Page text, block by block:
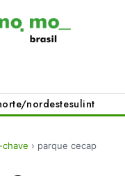
nordestesulint
chave › parque cecap